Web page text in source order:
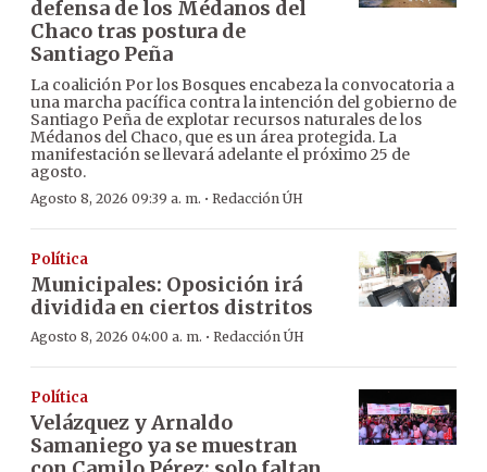
defensa de los Médanos del
Chaco tras postura de
Santiago Peña
La coalición Por los Bosques encabeza la convocatoria a
una marcha pacífica contra la intención del gobierno de
Santiago Peña de explotar recursos naturales de los
Médanos del Chaco, que es un área protegida. La
manifestación se llevará adelante el próximo 25 de
agosto.
Agosto 8, 2026 09:39 a. m. · Redacción ÚH
Política
Municipales: Oposición irá
dividida en ciertos distritos
Agosto 8, 2026 04:00 a. m. · Redacción ÚH
Política
Velázquez y Arnaldo
Samaniego ya se muestran